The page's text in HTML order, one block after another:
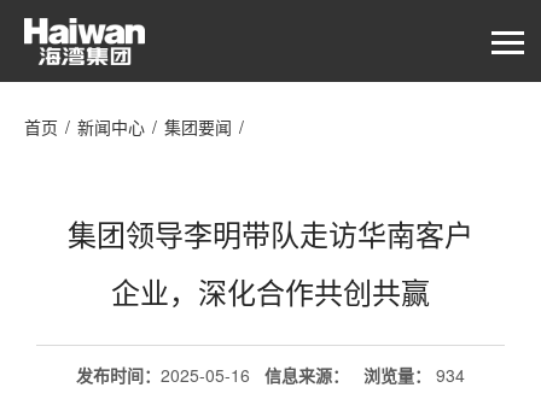
首页 / 新闻中心 / 集团要闻 /
集团领导李明带队走访华南客户
企业，深化合作共创共赢
发布时间： 2025-05-16 信息来源： 浏览量： 934